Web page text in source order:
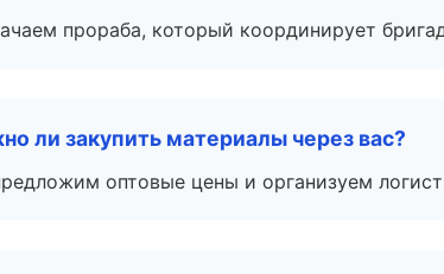
прораба, который координирует
ли закупить материалы через вас?
оптовые цены и организуем